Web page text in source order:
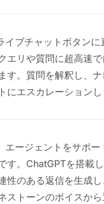
ブチャットボタン
エリや質問に超高速
す。質問を解釈し、
エスカレーションし
ージェントをサポ
す。ChatGPTを搭載
性のある返信を生成
ストーンのボイスか